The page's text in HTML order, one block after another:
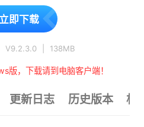
立即下载
V9.2.3.0 138MB
版，下载请到电脑客户端！
更新日志 历史版本 相